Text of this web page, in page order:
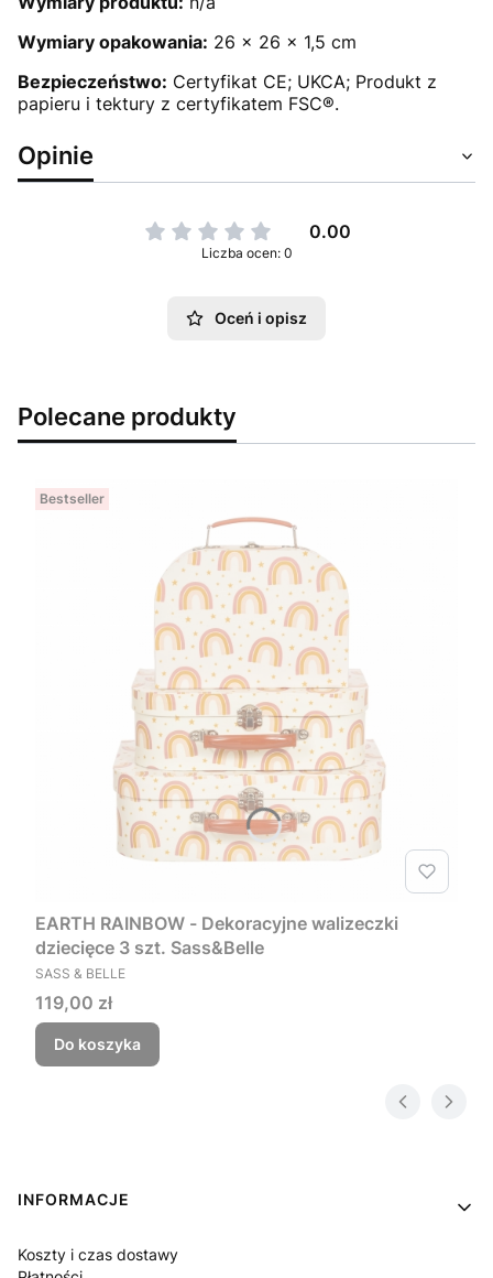
Wymiary opakowania: 26 x 26 x 1,5 cm
Bezpieczeństwo: Certyfikat CE; UKCA; Produkt z
papieru i tektury z certyfikatem FSC®.
Opinie
0.00
Liczba ocen: 0
Oceń i opisz
Polecane produkty
Bestseller
EARTH RAINBOW - Dekoracyjne walizeczki
dziecięce 3 szt. Sass&Belle
PRODUCENT
SASS & BELLE
Cena
119,00 zł
Do koszyka
Linki w stopce
INFORMACJE
Koszty i czas dostawy